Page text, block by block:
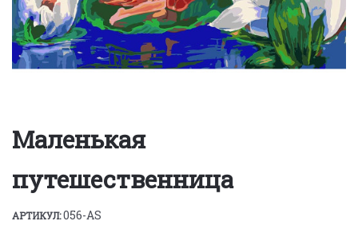
Маленькая
путешественница
АРТИКУЛ:056-AS